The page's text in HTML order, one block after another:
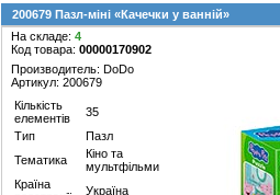
200679 Пазл-міні «Качечки у ванній»
На складе: 4
Код товара: 00000170902
Производитель: DoDo
Артикул: 200679
Кількість
елементів
35
Тип
Пазл
Тематика
Кіно та
мультфільми
Країна
Україна